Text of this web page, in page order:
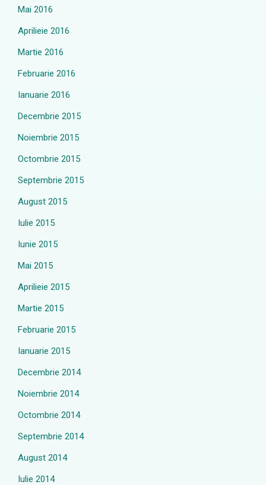
Mai 2016
Aprilieie 2016
Martie 2016
Februarie 2016
Ianuarie 2016
Decembrie 2015
Noiembrie 2015
Octombrie 2015
Septembrie 2015
August 2015
Iulie 2015
Iunie 2015
Mai 2015
Aprilieie 2015
Martie 2015
Februarie 2015
Ianuarie 2015
Decembrie 2014
Noiembrie 2014
Octombrie 2014
Septembrie 2014
August 2014
Iulie 2014